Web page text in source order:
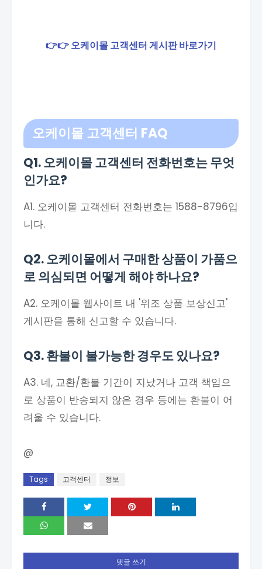
👉👉 오케이몰 고객센터 게시판 바로가기
오케이몰 고객센터 FAQ
Q1. 오케이몰 고객센터 전화번호는 무엇
인가요?
A1. 오케이몰 고객센터 전화번호는 1588-8796입
니다.
Q2. 오케이몰에서 구매한 상품이 가품으
로 의심되면 어떻게 해야 하나요?
A2. 오케이몰 웹사이트 내 '위조 상품 보상신고'
게시판을 통해 신고할 수 있습니다.
Q3. 환불이 불가능한 경우도 있나요?
A3. 네, 교환/환불 기간이 지났거나 고객 책임으
로 상품이 반송되지 않은 경우 등에는 환불이 어
려울 수 있습니다.
@
Tags 고객센터 정보
댓글 쓰기